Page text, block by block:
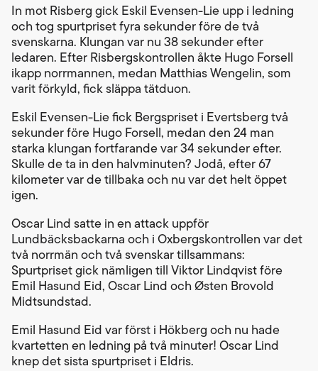
In mot Risberg gick Eskil Evensen-Lie upp i ledning
och tog spurtpriset fyra sekunder före de två
svenskarna. Klungan var nu 38 sekunder efter
ledaren. Efter Risbergskontrollen åkte Hugo Forsell
ikapp norrmannen, medan Matthias Wengelin, som
varit förkyld, fick släppa tätduon.
Eskil Evensen-Lie fick Bergspriset i Evertsberg två
sekunder före Hugo Forsell, medan den 24 man
starka klungan fortfarande var 34 sekunder efter.
Skulle de ta in den halvminuten? Jodå, efter 67
kilometer var de tillbaka och nu var det helt öppet
igen.
Oscar Lind satte in en attack uppför
Lundbäcksbackarna och i Oxbergskontrollen var det
två norrmän och två svenskar tillsammans:
Spurtpriset gick nämligen till Viktor Lindqvist före
Emil Hasund Eid, Oscar Lind och Østen Brovold
Midtsundstad.
Emil Hasund Eid var först i Hökberg och nu hade
kvartetten en ledning på två minuter! Oscar Lind
knep det sista spurtpriset i Eldris.